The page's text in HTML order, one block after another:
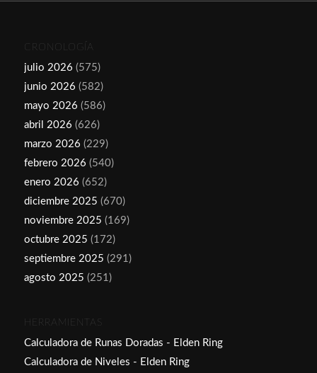
CRONOLOGÍA
julio 2026 (575)
junio 2026 (582)
mayo 2026 (586)
abril 2026 (626)
marzo 2026 (229)
febrero 2026 (540)
enero 2026 (652)
diciembre 2025 (670)
noviembre 2025 (169)
octubre 2025 (172)
septiembre 2025 (291)
agosto 2025 (251)
HERRAMIENTAS
Calculadora de Runas Doradas - Elden Ring
Calculadora de Niveles - Elden Ring